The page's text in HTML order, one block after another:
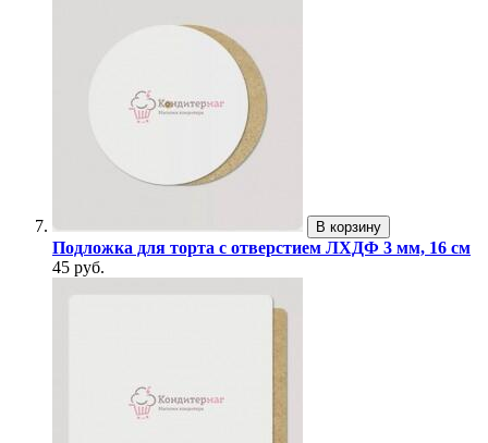
В корзину
Подложка для торта с отверстием ЛХДФ 3 мм, 16 см
45 руб.